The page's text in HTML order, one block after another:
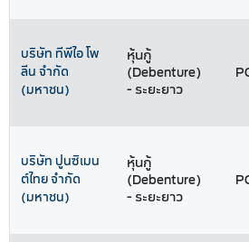
บริษัท ทีพีไอ โพ
ลีน จำกัด
(มหาชน)
หุ้นกู้
(Debenture)
- ระยะยาว
บริษัท ปูนซิเมน
ต์ไทย จำกัด
(มหาชน)
หุ้นกู้
(Debenture)
- ระยะยาว